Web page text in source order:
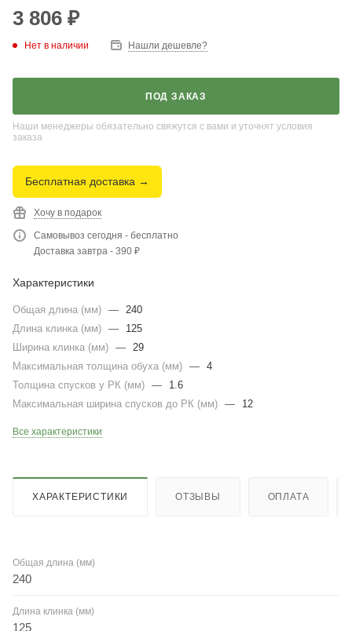
3 806 ₽
Нет в наличии Нашли дешевле?
ПОД ЗАКАЗ
Наши менеджеры обязательно свяжутся с вами и уточнят условия
заказа
Бесплатная доставка →
Хочу в подарок
Самовывоз сегодня - бесплатно
Доставка завтра - 390 ₽
Характеристики
Общая длина (мм) — 240
Длина клинка (мм) —
125
Ширина клинка (мм) — 29
Максимальная толщина обуха (мм) — 4
Толщина спусков у РК (мм) —
1.6
Максимальная ширина спусков до РК (мм) — 12
Все характеристики
ХАРАКТЕРИСТИКИ ОТЗЫВЫ ОПЛАТА
Общая длина (мм)
240
Длина клинка (мм)
125